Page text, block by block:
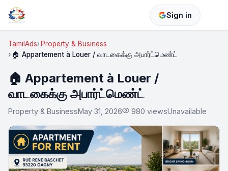
Sign in
TamilAds
Property & Business
🏠 Appartement à Louer / வாடகைக்கு அபார்ட்மெண்ட்
🏠 Appartement à Louer /
வாடகைக்கு அபார்ட்மெண்ட்
Property & BusinessMay 31, 2026 980 viewsUnavailable